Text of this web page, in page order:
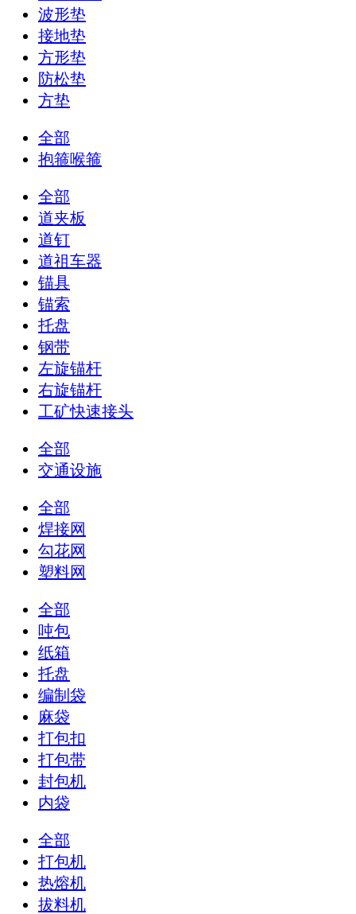
波形垫
接地垫
方形垫
防松垫
方垫
全部
抱箍喉箍
全部
道夹板
道钉
道祖车器
锚具
锚索
托盘
钢带
左旋锚杆
右旋锚杆
工矿快速接头
全部
交通设施
全部
焊接网
勾花网
塑料网
全部
吨包
纸箱
托盘
编制袋
麻袋
打包扣
打包带
封包机
内袋
全部
打包机
热熔机
拔料机